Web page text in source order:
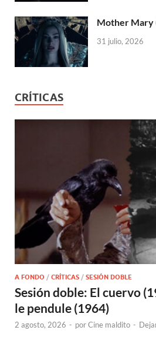
Mother Mary
31 julio, 2026
CRÍTICAS
A FONDO / CRÍTICAS / SESIÓN DOBLE
Sesión doble: El cuervo
le pendule (1964)
2 agosto, 2026 - porCine maldito -